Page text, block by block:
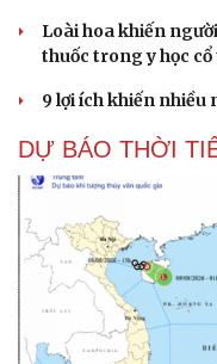
Loài hoa khiến
thuốc trong y học
9 lợi ích khiến nhiều
DỰ BÁO THỜI